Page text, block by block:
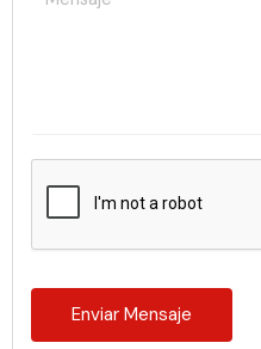
Enviar Mensaje